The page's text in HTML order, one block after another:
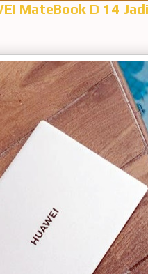
MateBook D 14